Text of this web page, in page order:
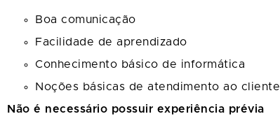
Boa comunicação
Facilidade de aprendizado
Conhecimento básico de informática
Noções básicas de atendimento ao cliente
Não é necessário possuir experiência prévia